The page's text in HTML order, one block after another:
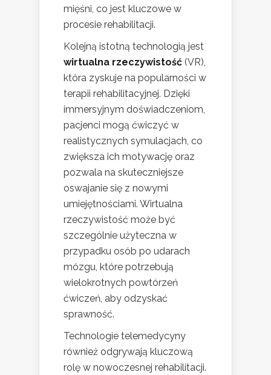
mięśni, co jest kluczowe w
procesie rehabilitacji.
Kolejną istotną technologią jest
wirtualna rzeczywistość (VR),
która zyskuje na popularności w
terapii rehabilitacyjnej. Dzięki
immersyjnym doświadczeniom,
pacjenci mogą ćwiczyć w
realistycznych symulacjach, co
zwiększa ich motywację oraz
pozwala na skuteczniejsze
oswajanie się z nowymi
umiejętnościami. Wirtualna
rzeczywistość może być
szczególnie użyteczna w
przypadku osób po udarach
mózgu, które potrzebują
wielokrotnych powtórzeń
ćwiczeń, aby odzyskać
sprawność.
Technologie telemedycyny
również odgrywają kluczową
rolę w nowoczesnej rehabilitacji.